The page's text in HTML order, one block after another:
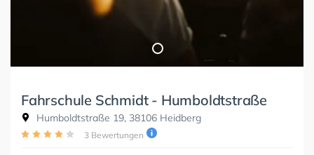
Fahrschule Schmidt - Humboldtstraße
Humboldtstraße 19, 38106 Heidberg
3 Bewertungen